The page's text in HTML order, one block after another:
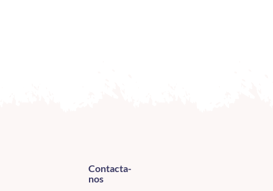
Contacta-
nos